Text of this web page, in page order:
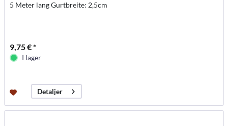
5 Meter lang Gurtbreite: 2,5cm
9,75 € *
I lager
Detaljer